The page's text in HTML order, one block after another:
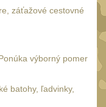
záťažové cestovné
výborný pomer
batohy, ľadvinky,